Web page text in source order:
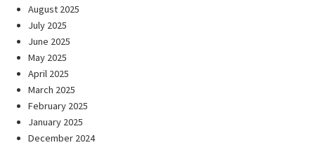
August 2025
July 2025
June 2025
May 2025
April 2025
March 2025
February 2025
January 2025
December 2024